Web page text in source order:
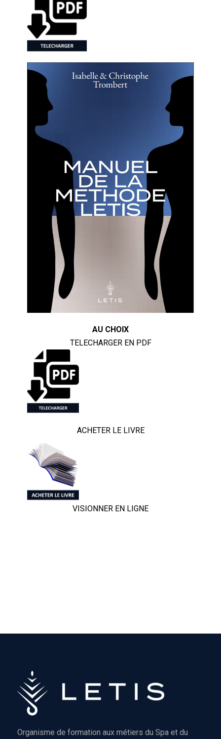
AU CHOIX
TELECHARGER EN PDF
ACHETER LE LIVRE
VISIONNER EN LIGNE
Organisme de formation aux métiers du Spa et du